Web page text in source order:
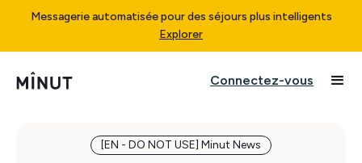
Messagerie automatisée pour des séjours plus intelligents
Explorer
Connectez-vous
[EN - DO NOT USE] Minut News